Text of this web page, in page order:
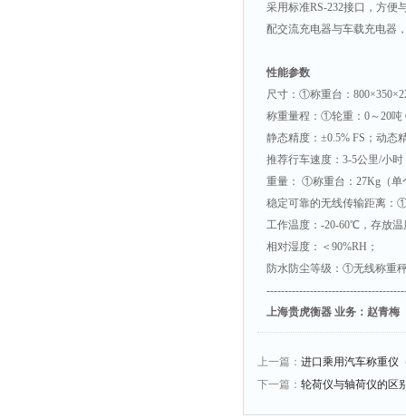
采用标准RS-232接口，方便
配交流充电器与车载充电器
性能参数
尺寸：①称重台： 800×350×
称重量程：①轮重： 0～20吨
静态精度：±0.5% FS ；动态
推荐行车速度： 3-5公里/小时
重量： ①称重台： 27Kg （
稳定可靠的无线传输距离：
工作温度： -20-60℃，存放温
相对湿度：＜ 90%RH ；
防水防尘等级：①无线称重
上海贵虎衡器 业务：赵青梅
上一篇： 进口乘用汽车称重仪
下一篇： 轮荷仪与轴荷仪的区